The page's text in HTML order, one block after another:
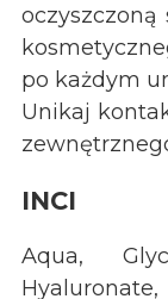
po każdym
Unikaj
INCI
Aqua,